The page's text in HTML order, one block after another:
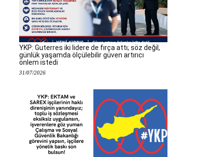
YKP: Guterres iki lidere de fırça attı; söz değil,
günlük yaşamda ölçülebilir güven artırıcı
önlem istedi
31/07/2026